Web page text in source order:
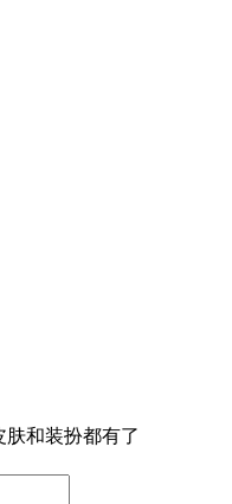
肤和装扮都有了